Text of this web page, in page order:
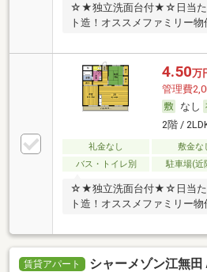
☆★独立洗面台付★☆日当た
ト造！オススメファミリー物
4.50万
管理費
なし
2階 /
礼金なし 敷金な
バス・トイレ別
駐車場(近
☆★独立洗面台付★☆日当た
ト造！オススメファミリー物
賃貸アパート シャーメゾン江無田